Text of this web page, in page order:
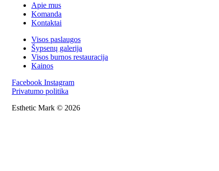
Apie mus
Komanda
Kontaktai
Visos paslaugos
Šypsenų galerija
Visos burnos restauracija
Kainos
Facebook Instagram
Privatumo politika
Esthetic Mark © 2026